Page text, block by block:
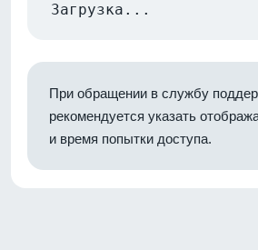
Загрузка...
При обращении в службу
рекомендуется указать
и время попытки доступа.